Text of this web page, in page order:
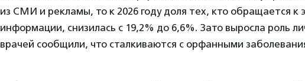
из СМИ и рекламы, то к 2026 году доля тех, кто обращается к
информации, снизилась с 19,2% до 6,6%. Зато выросла роль
врачей сообщили, что сталкиваются с орфанными